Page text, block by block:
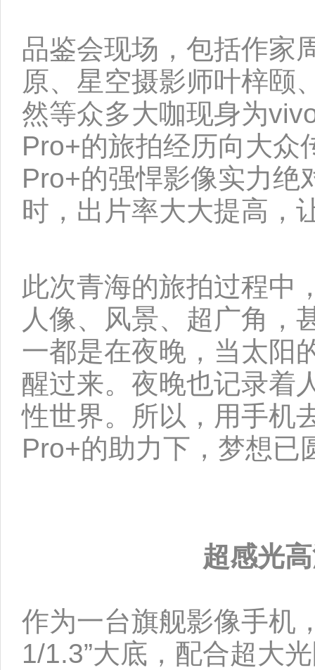
品鉴会现场，包括作家
原、星空摄影师叶梓颐
然等众多大咖现身为
Pro+的旅拍经历向大众
Pro+的强悍影像实力绝
时，出片率大大提高，
此次青海的旅拍过程中
人像、风景、超广角，
一都是在夜晚，当太阳
醒过来。夜晚也记录着
性世界。所以，用手机
Pro+的助力下，梦想已
超感光
作为一台旗舰影像手机
1/1.3”大底，配合超大